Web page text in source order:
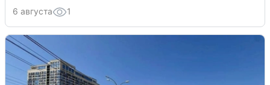
6 августа 1